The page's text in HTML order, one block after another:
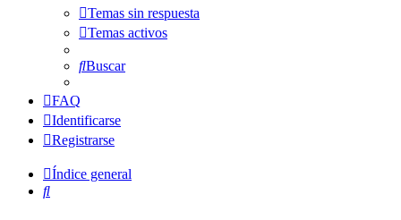
Temas sin respuesta
Temas activos
Buscar
FAQ
Identificarse
Registrarse
Índice general
Buscar